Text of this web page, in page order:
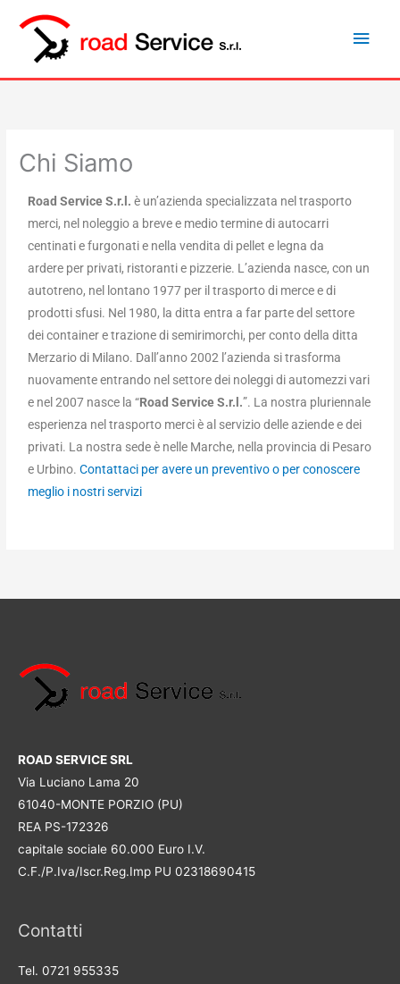
contenuto
Chi Siamo
Road Service S.r.l. è un’azienda specializzata nel trasporto
merci, nel noleggio a breve e medio termine di autocarri
centinati e furgonati e nella vendita di pellet e legna da
ardere per privati, ristoranti e pizzerie. L’azienda nasce, con un
autotreno, nel lontano 1977 per il trasporto di merce e di
prodotti sfusi. Nel 1980, la ditta entra a far parte del settore
dei container e trazione di semirimorchi, per conto della ditta
Merzario di Milano. Dall’anno 2002 l’azienda si trasforma
nuovamente entrando nel settore dei noleggi di automezzi vari
e nel 2007 nasce la “Road Service S.r.l.”. La nostra pluriennale
esperienza nel trasporto merci è al servizio delle aziende e dei
privati. La nostra sede è nelle Marche, nella provincia di Pesaro
e Urbino.Contattaci per avere un preventivo o per conoscere
meglio i nostri servizi
ROAD SERVICE SRL
Via Luciano Lama 20
61040-MONTE PORZIO (PU)
REA PS-172326
capitale sociale 60.000 Euro I.V.
C.F./P.Iva/Iscr.Reg.Imp PU 02318690415
Contatti
Tel. 0721 955335